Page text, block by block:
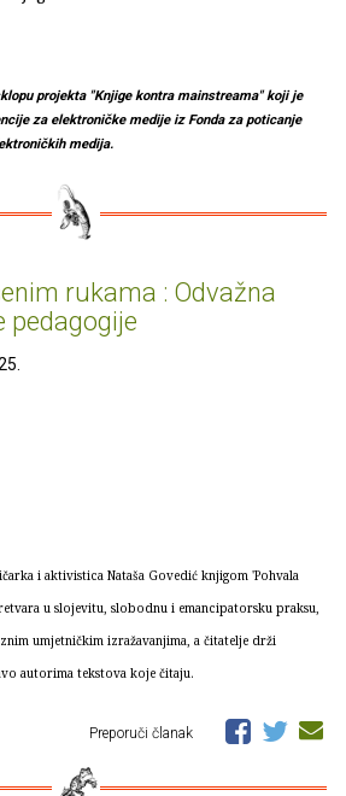
projekta "Knjige kontra mainstreama" koji je
za elektroničke medije iz Fonda za poticanje
medija.
rukama : Odvažna
pedagogije
i aktivistica Nataša Govedić knjigom 'Pohvala
u slojevitu, slobodnu i emancipatorsku praksu,
umjetničkim izražavanjima, a čitatelje drži
autorima tekstova koje čitaju.
Preporuči članak